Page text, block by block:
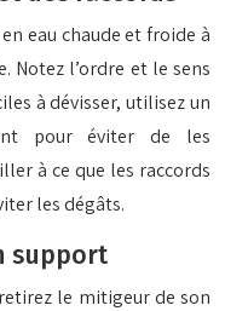
eau chaude et froide à
Notez l’ordre et le sens
à dévisser, utilisez un
pour éviter de les
à ce que les raccords
les dégâts.
support
le mitigeur de son